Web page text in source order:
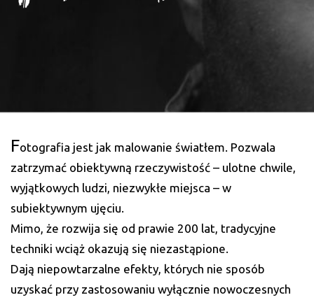
Fotografia jest jak malowanie światłem. Pozwala
zatrzymać obiektywną rzeczywistość – ulotne chwile,
wyjątkowych ludzi, niezwykłe miejsca – w
subiektywnym ujęciu.
Mimo, że rozwija się od prawie 200 lat, tradycyjne
techniki wciąż okazują się niezastąpione.
Dają niepowtarzalne efekty, których nie sposób
uzyskać przy zastosowaniu wyłącznie nowoczesnych